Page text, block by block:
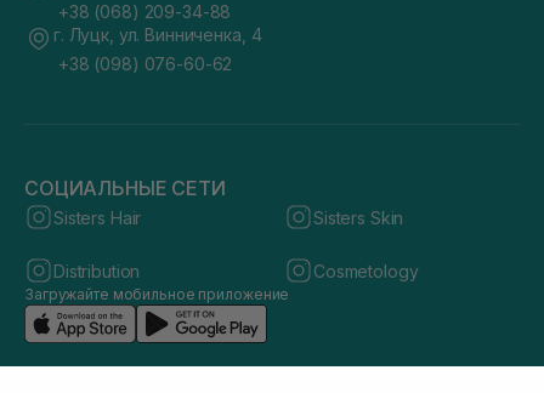
+38 (068) 209-34-88
г. Луцк, ул. Винниченка, 4
+38 (098) 076-60-62
СОЦИАЛЬНЫЕ СЕТИ
Sisters Hair Sisters Skin
Distribution Cosmetology
Загружайте мобильное приложение